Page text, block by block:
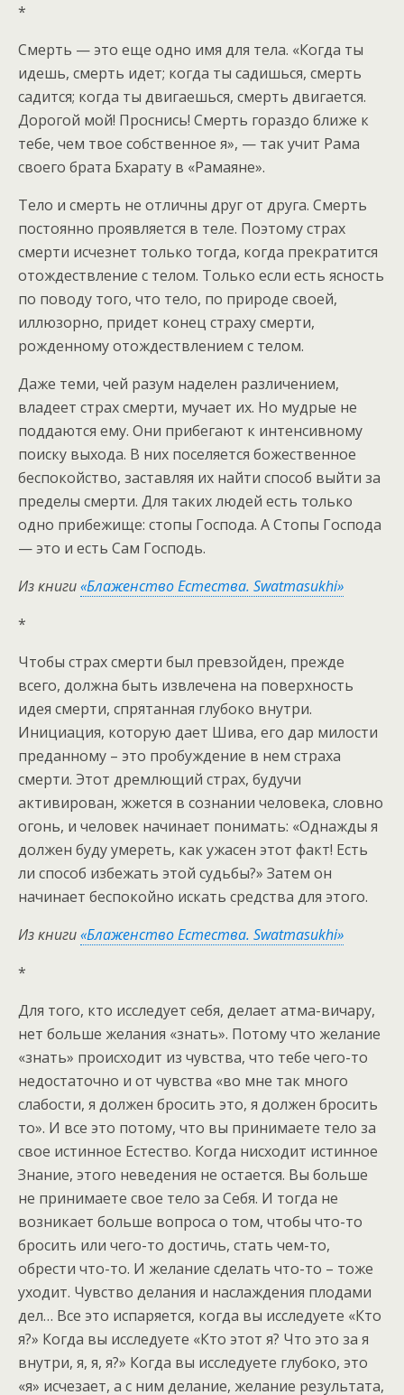
*
Смерть — это еще одно имя для тела. «Когда ты
идешь, смерть идет; когда ты садишься, смерть
садится; когда ты двигаешься, смерть двигается.
Дорогой мой! Проснись! Смерть гораздо ближе к
тебе, чем твое собственное я», — так учит Рама
своего брата Бхарату в «Рамаяне».
Тело и смерть не отличны друг от друга. Смерть
постоянно проявляется в теле. Поэтому страх
смерти исчезнет только тогда, когда прекратится
отождествление с телом. Только если есть ясность
по поводу того, что тело, по природе своей,
иллюзорно, придет конец страху смерти,
рожденному отождествлением с телом.
Даже теми, чей разум наделен различением,
владеет страх смерти, мучает их. Но мудрые не
поддаются ему. Они прибегают к интенсивному
поиску выхода. В них поселяется божественное
беспокойство, заставляя их найти способ выйти за
пределы смерти. Для таких людей есть только
одно прибежище: стопы Господа. А Стопы Господа
— это и есть Сам Господь.
Из книги«Блаженство Естества. Swatmasukhi»
*
Чтобы страх смерти был превзойден, прежде
всего, должна быть извлечена на поверхность
идея смерти, спрятанная глубоко внутри.
Инициация, которую дает Шива, его дар милости
преданному – это пробуждение в нем страха
смерти. Этот дремлющий страх, будучи
активирован, жжется в сознании человека, словно
огонь, и человек начинает понимать: «Однажды я
должен буду умереть, как ужасен этот факт! Есть
ли способ избежать этой судьбы?» Затем он
начинает беспокойно искать средства для этого.
Из книги«Блаженство Естества. Swatmasukhi»
*
Для того, кто исследует себя, делает атма-вичару,
нет больше желания «знать». Потому что желание
«знать» происходит из чувства, что тебе чего-то
недостаточно и от чувства «во мне так много
слабости, я должен бросить это, я должен бросить
то». И все это потому, что вы принимаете тело за
свое истинное Естество. Когда нисходит истинное
Знание, этого неведения не остается. Вы больше
не принимаете свое тело за Себя. И тогда не
возникает больше вопроса о том, чтобы что-то
бросить или чего-то достичь, стать чем-то,
обрести что-то. И желание сделать что-то – тоже
уходит. Чувство делания и наслаждения плодами
дел… Все это испаряется, когда вы исследуете «Кто
я?» Когда вы исследуете «Кто этот я? Что это за я
внутри, я, я, я?» Когда вы исследуете глубоко, это
«я» исчезает, а с ним делание, желание результата,